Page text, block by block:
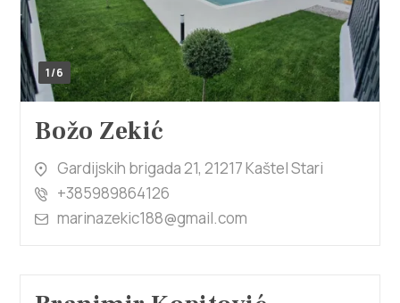
1/6
Božo Zekić
Gardijskih brigada 21, 21217 Kaštel Stari
+385989864126
marinazekic188@gmail.com